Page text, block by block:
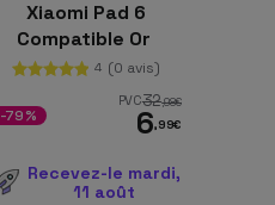
Xiaomi Pad 6
Compatible Or
4 (0 avis)
PVC32,98€
6,99€
-79%
Recevez-le mardi,
11 août